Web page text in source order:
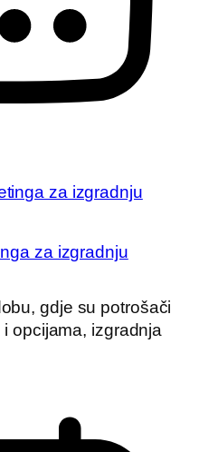
za izgradnju
gdje su potrošači
opcijama, izgradnja